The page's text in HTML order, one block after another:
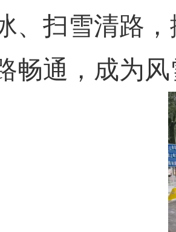
、扫雪清路
畅通，成为